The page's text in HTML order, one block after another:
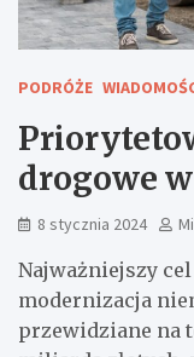
PODRÓŻE
drogowe
8 stycznia 2024
Najważniejszy
modernizacja
przewidziane na